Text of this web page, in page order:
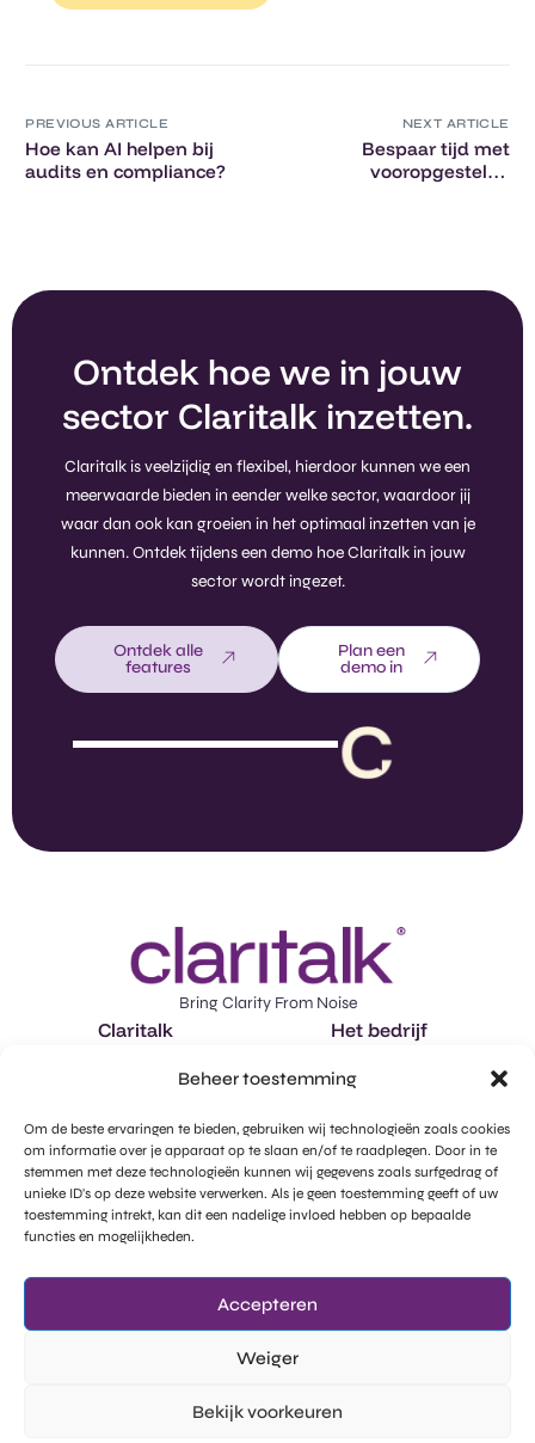
Beheer toestemming
Om de beste ervaringen te bieden, gebruiken wij technologieën zoals cookies
om informatie over je apparaat op te slaan en/of te raadplegen. Door in te
stemmen met deze technologieën kunnen wij gegevens zoals surfgedrag of
unieke ID's op deze website verwerken. Als je geen toestemming geeft of uw
toestemming intrekt, kan dit een nadelige invloed hebben op bepaalde
functies en mogelijkheden.
Accepteren
Weiger
Bekijk voorkeuren
PREVIOUS ARTICLE
Hoe kan AI helpen bij
audits en compliance?
NEXT ARTICLE
Bespaar tijd met
vooropgestelde
Ontdek hoe we in jouw
sector Claritalk inzetten.
Claritalk is veelzijdig en flexibel, hierdoor kunnen we een
meerwaarde bieden in eender welke sector, waardoor jij
waar dan ook kan groeien in het optimaal inzetten van je
kunnen. Ontdek tijdens een demo hoe Claritalk in jouw
sector wordt ingezet.
Ontdek alle
features
Plan een
demo in
Bring Clarity From Noise
Claritalk
Plan een demo in
llms-full.txt
Het bedrijf
Marktintelligentie
Legal
Privacy beleid
Sociale media
Facebook
©Wide
Probeer gratis